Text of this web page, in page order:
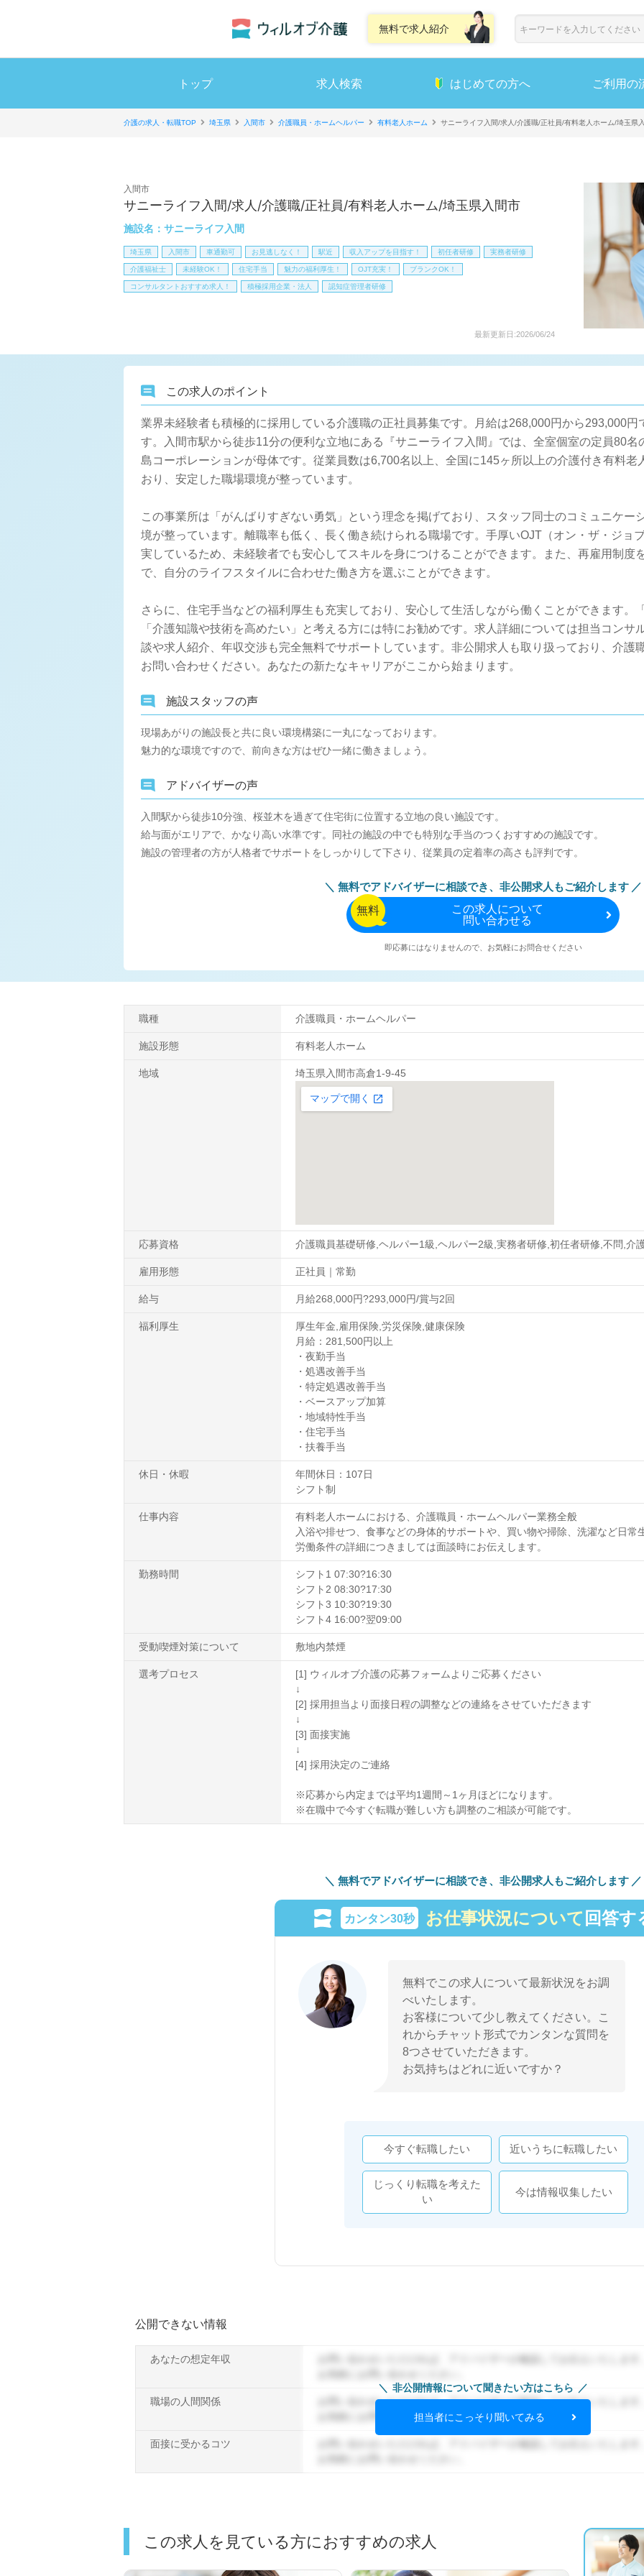
無料で求人紹介
トップ 求人検索 はじめての方へ ご利用の
介護の求人・転職TOP 埼玉県 入間市 介護職員・ホームヘルパー 有料老人ホーム サニーライフ入間/求人/介護職/正社員/有料老人ホーム/埼玉県
サニーライフ入間/求人/介護職/正社員/有料老人ホーム/埼玉県入間市
施設名： サニーライフ入間
入間市
埼玉県 入間市 車通勤可 お見逃しなく！ 駅近 収入アップを目指す！ 初任者研修 実務者研修
介護福祉士 未経験OK！ 住宅手当 魅力の福利厚生！ OJT充実！ ブランクOK！
コンサルタントおすすめ求人！ 積極採用企業・法人 認知症管理者研修
最新更新日:2026/06/24
この求人のポイント
業界未経験者も積極的に採用している介護職の正社員募集です。月給は268,000円から293,000
す。入間市駅から徒歩11分の便利な立地にある『サニーライフ入間』では、全室個室の定員80
島コーポレーションが母体です。従業員数は6,700名以上、全国に145ヶ所以上の介護付き有料老
おり、安定した職場環境が整っています。
この事業所は「がんばりすぎない勇気」という理念を掲げており、スタッフ同士のコミュニケー
境が整っています。離職率も低く、長く働き続けられる職場です。手厚いOJT（オン・ザ・ジョ
実しているため、未経験者でも安心してスキルを身につけることができます。また、再雇用制度
で、自分のライフスタイルに合わせた働き方を選ぶことができます。
さらに、住宅手当などの福利厚生も充実しており、安心して生活しながら働くことができます。
「介護知識や技術を高めたい」と考える方には特にお勧めです。求人詳細については担当コンサ
談や求人紹介、年収交渉も完全無料でサポートしています。非公開求人も取り扱っており、介護
お問い合わせください。あなたの新たなキャリアがここから始まります。
施設スタッフの声
現場あがりの施設長と共に良い環境構築に一丸になっております。
魅力的な環境ですので、前向きな方はぜひ一緒に働きましょう。
アドバイザーの声
入間駅から徒歩10分強、桜並木を過ぎて住宅街に位置する立地の良い施設です。
給与面がエリアで、かなり高い水準です。同社の施設の中でも特別な手当のつくおすすめの施設です。
施設の管理者の方が人格者でサポートをしっかりして下さり、従業員の定着率の高さも評判です。
無料でアドバイザーに相談でき、 非公開求人もご紹介します
無料
この求人について
問い合わせる
即応募にはなりませんので、お気軽にお問合せください
職種 介護職員・ホームヘルパー
施設形態 有料老人ホーム
地域 埼玉県入間市高倉1-9-45
応募資格 介護職員基礎研修,ヘルパー1級,ヘルパー2級,実務者研修,初任者研修,不問,介
雇用形態 正社員｜常勤
給与 月給268,000円?293,000円/賞与2回
福利厚生
厚生年金,雇用保険,労災保険,健康保険
月給：281,500円以上
・夜勤手当
・処遇改善手当
・特定処遇改善手当
・ベースアップ加算
・地域特性手当
・住宅手当
・扶養手当
休日・休暇
年間休日：107日
シフト制
仕事内容
有料老人ホームにおける、介護職員・ホームヘルパー業務全般
入浴や排せつ、食事などの身体的サポートや、買い物や掃除、洗濯など日常
労働条件の詳細につきましては面談時にお伝えします。
勤務時間
シフト1 07:30?16:30
シフト2 08:30?17:30
シフト3 10:30?19:30
シフト4 16:00?翌09:00
受動喫煙対策について 敷地内禁煙
選考プロセス
[1] ウィルオブ介護の応募フォームよりご応募ください
↓
[2] 採用担当より面接日程の調整などの連絡をさせていただきます
↓
[3] 面接実施
↓
[4] 採用決定のご連絡
※応募から内定までは平均1週間～1ヶ月ほどになります。
※在職中で今すぐ転職が難しい方も調整のご相談が可能です。
無料でアドバイザーに相談でき、 非公開求人もご紹介します
カンタン30秒 お仕事状況について 回答す
無料でこの求人について最新状況をお調
べいたします。
お客様について少し教えてください。こ
れからチャット形式でカンタンな質問を
8つさせていただきます。
お気持ちはどれに近いですか？
今すぐ転職したい 近いうちに転職したい
じっくり転職を考えた
い
今は情報収集したい
公開できない情報
あなたの想定年収
職場の人間関係
お問い合わせいただければ、アドバイザーが確認してお伝えいたします
お気軽にお問い合わせください。
面接に受かるコツ
非公開情報について聞きたい方はこちら
担当者にこっそり聞いてみる
この求人を見ている方におすすめの求人